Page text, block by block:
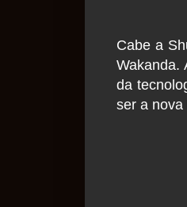
Cabe a
Wakanda.
da
ser a nova